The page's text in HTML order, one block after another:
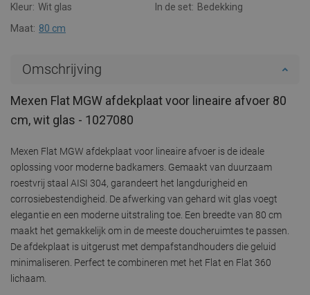
Kleur: Wit glas In de set: Bedekking
Maat: 80 cm
Omschrijving
Mexen Flat MGW afdekplaat voor lineaire afvoer 80
cm, wit glas - 1027080
Mexen Flat MGW afdekplaat voor lineaire afvoer is de ideale
oplossing voor moderne badkamers. Gemaakt van duurzaam
roestvrij staal AISI 304, garandeert het langdurigheid en
corrosiebestendigheid. De afwerking van gehard wit glas voegt
elegantie en een moderne uitstraling toe. Een breedte van 80 cm
maakt het gemakkelijk om in de meeste doucheruimtes te passen.
De afdekplaat is uitgerust met dempafstandhouders die geluid
minimaliseren. Perfect te combineren met het Flat en Flat 360
lichaam.